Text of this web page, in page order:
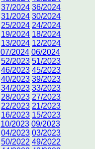
37/2024 36/2024
31/2024 30/2024
25/2024 24/2024
19/2024 18/2024
13/2024 12/2024
07/2024 06/2024
52/2023 51/2023
46/2023 45/2023
40/2023 39/2023
34/2023 33/2023
28/2023 27/2023
22/2023 21/2023
16/2023 15/2023
10/2023 09/2023
04/2023 03/2023
50/2022 49/2022